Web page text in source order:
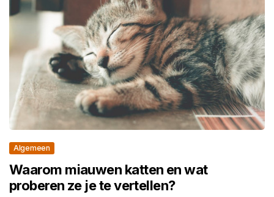
Algemeen
Waarom miauwen katten en wat
proberen ze je te vertellen?